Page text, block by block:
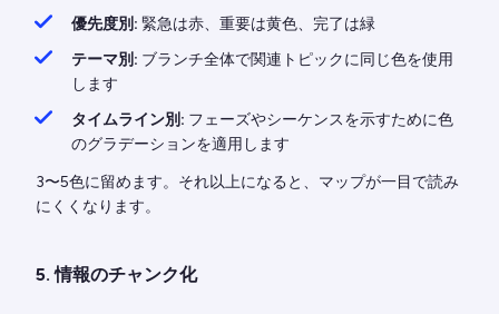
優先度別: 緊急は赤、重要は黄色、完了は緑
テーマ別: ブランチ全体で関連トピックに同じ色を使用
します
タイムライン別: フェーズやシーケンスを示すために色
のグラデーションを適用します
3〜5色に留めます。それ以上になると、マップが一目で読み
にくくなります。
5. 情報のチャンク化